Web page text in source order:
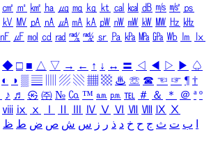
㎠ ㎡ ㎢ ㏊ ㎍ ㎎ ㎏ ㏏ ㎈ ㎉ ㏈ ㎧ ㎨ ㎰
㎸ ㎹ ㎀ ㎁ ㎂ ㎃ ㎄ ㎺ ㎻ ㎽ ㎾ ㎿ ㎐ ㎑
㎋ ㎌ ㏖ ㏅ ㎭ ㎮ ㎯ ㏛ ㎩ ㎪ ㎫ ㎬ ㏝ ㏐
㏓
◆ □ ■ △ ▽ → ← ↑ ↓ ↔ 〓 ◁ ◀ ▷ ▶ ♤
◐ ◑ ▒ ▤ ▨ ▧ ▦ ▩ ♨ ☏ ☎ ☜ ☞ ¶ †
♪ ♬ ㉿ ㈜ № ㏇ ™ ㏂ ㏘ ℡ ＃ ＆ ＊ ＠ ª º
ⅷ ⅸ ⅹ Ⅳ Ⅴ Ⅵ Ⅶ Ⅷ Ⅸ Ⅹ
ب ت ث ج ح خ د ذ ر ز س ش ص ض ط ظ